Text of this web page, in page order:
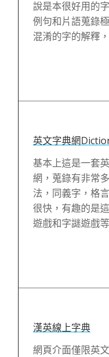
說是本很好用的
例句和片語蒐錄
混淆的字的解釋
英文字典網
基本上這是一套
網，蒐錄有非常
法，同義字，格
很快，有趣的是
遊戲和字謎遊戲
漢英線上字典
網頁介面僅限英